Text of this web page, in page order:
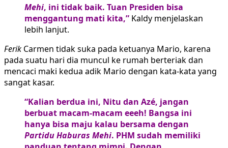
Mehi, ini tidak baik. Tuan Presiden bisa
menggantung mati kita,” Kaldy menjelaskan
lebih lanjut.
Ferik Carmen tidak suka pada ketuanya Mario, karena
pada suatu hari dia muncul ke rumah berteriak dan
mencaci maki kedua adik Mario dengan kata-kata yang
sangat kasar.
“Kalian berdua ini, Nitu dan Azé, jangan
berbuat macam-macam eeeh! Bangsa ini
hanya bisa maju kalau bersama dengan
Partidu Haburas Mehi. PHM sudah memiliki